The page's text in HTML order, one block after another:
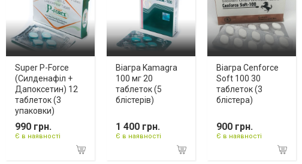
Super P-Force
(Силденафіл +
Дапоксетин) 12
таблеток (3
упаковки)
990 грн.
Є в наявності
Віагра Kamagra
100 мг 20
таблеток (5
блістерів)
1 400 грн.
Є в наявності
Віагра Cenforce
Soft 100 30
таблеток (3
блістера)
900 грн.
Є в наявності